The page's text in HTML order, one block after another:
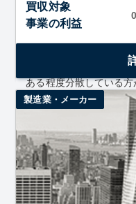
買収対象
事業の利益
・SES事業を展開して
いる。（２０名以上だ
ある程度分散している
製造業・メーカー